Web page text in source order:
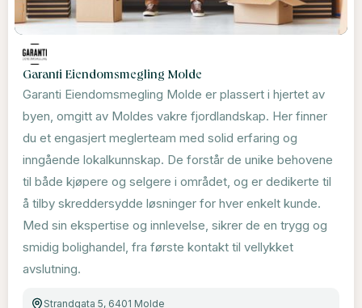
Garanti Eiendomsmegling Molde
Garanti Eiendomsmegling Molde er plassert i hjertet av
byen, omgitt av Moldes vakre fjordlandskap. Her finner
du et engasjert meglerteam med solid erfaring og
inngående lokalkunnskap. De forstår de unike behovene
til både kjøpere og selgere i området, og er dedikerte til
å tilby skreddersydde løsninger for hver enkelt kunde.
Med sin ekspertise og innlevelse, sikrer de en trygg og
smidig bolighandel, fra første kontakt til vellykket
avslutning.
Strandgata 5, 6401 Molde